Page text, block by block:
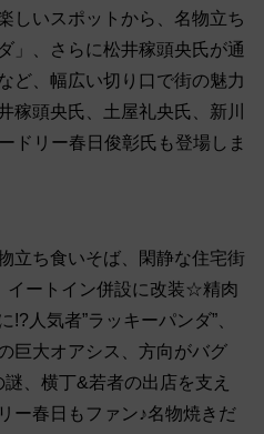
しいスポットから、名物立ち
」、さらに松井稼頭央氏が通
ど、幅広い切り口で街の魅力
稼頭央氏、土屋礼央氏、新川
ドリー春日俊彰氏も登場しま
立ち食いそば、閑静な住宅街
イートイン併設に改装☆精肉
人気者”ラッキーパンダ”、
巨大オアシス、方向がバグ
、横丁&若者の出店を支え
ー春日もファン♪名物焼きだ